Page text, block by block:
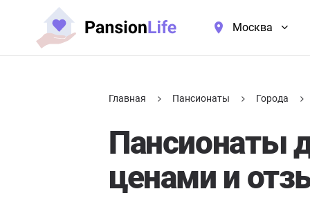
Москва
Главная Пансионаты Города
Пансионаты
ценами и